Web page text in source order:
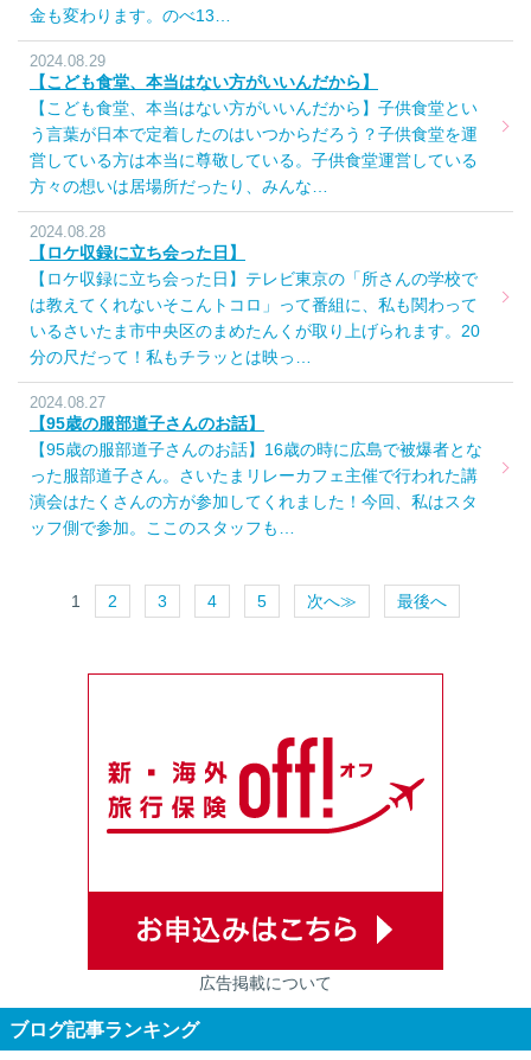
金も変わります。のべ13…
2024.08.29
【こども食堂、本当はない方がいいんだから】
【こども食堂、本当はない方がいいんだから】子供食堂とい
う言葉が日本で定着したのはいつからだろう？子供食堂を運
営している方は本当に尊敬している。子供食堂運営している
方々の想いは居場所だったり、みんな…
2024.08.28
【ロケ収録に立ち会った日】
【ロケ収録に立ち会った日】テレビ東京の「所さんの学校で
は教えてくれないそこんトコロ」って番組に、私も関わって
いるさいたま市中央区のまめたんくが取り上げられます。20
分の尺だって！私もチラッとは映っ…
2024.08.27
【95歳の服部道子さんのお話】
【95歳の服部道子さんのお話】16歳の時に広島で被爆者とな
った服部道子さん。さいたまリレーカフェ主催で行われた講
演会はたくさんの方が参加してくれました！今回、私はスタ
ッフ側で参加。ここのスタッフも…
1 2 3 4 5 次へ≫ 最後へ
広告掲載について
ブログ記事ランキング